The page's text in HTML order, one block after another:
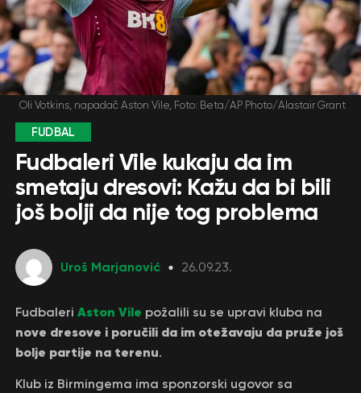
Oli Votkins, napadač Aston Vile, Foto: Beta/AP Photo/Alastair Grant
FUDBAL
Fudbaleri Vile kukaju da im
smetaju dresovi: Kažu da bi bili
još bolji da nije tog problema
Uroš Marjanović 26.09.23.
Fudbaleri Aston Vile požalili su se upravi kluba na
nove dresove i poručili da im otežavaju da pruže još
bolje partije na terenu.
Klub iz Birmingema ima sponzorski ugovor sa